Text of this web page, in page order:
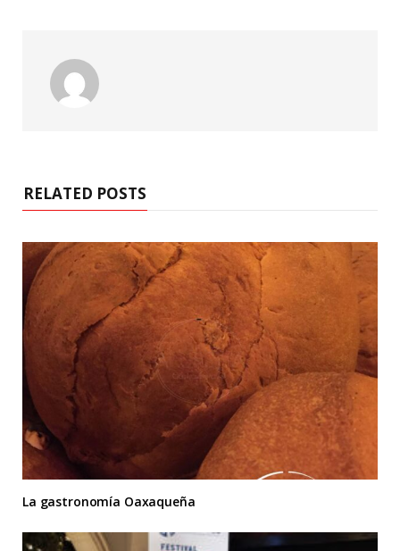
RELATED POSTS
La gastronomía Oaxaqueña